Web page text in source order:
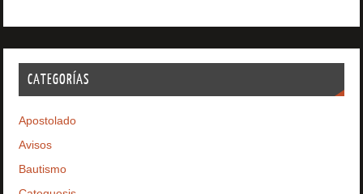
CATEGORÍAS
Apostolado
Avisos
Bautismo